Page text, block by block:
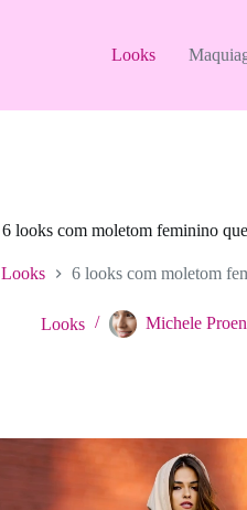
Looks
6 looks com moletom feminino
Looks 6 looks com moletom
Looks Michele